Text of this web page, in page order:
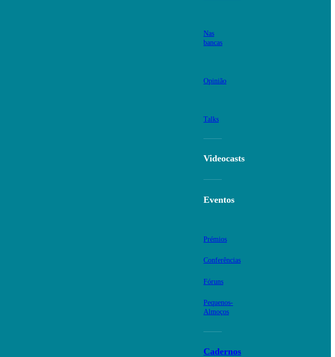
Nas
bancas
Opinião
Talks
Videocasts
Eventos
Prémios
Conferências
Fóruns
Pequenos-
Almoços
Cadernos